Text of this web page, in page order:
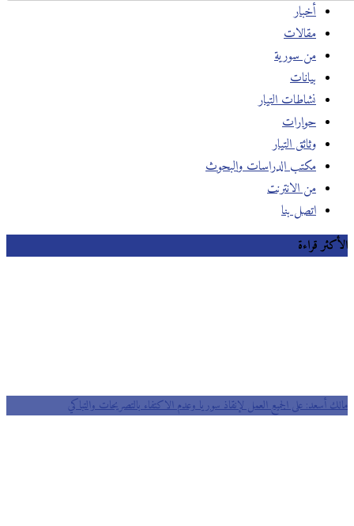
أخبار
مقالات
من سورية
بيانات
نشاطات التيار
حوارات
وثائق التيار
مكتب الدراسات والبحوث
من الانترنت
اتصل بنا
الأكثر قراءة
مالك أسعد: على الجميع العمل لإنقاذ سوريا وعدم الاكتفاء بالتصريحات والتباكي